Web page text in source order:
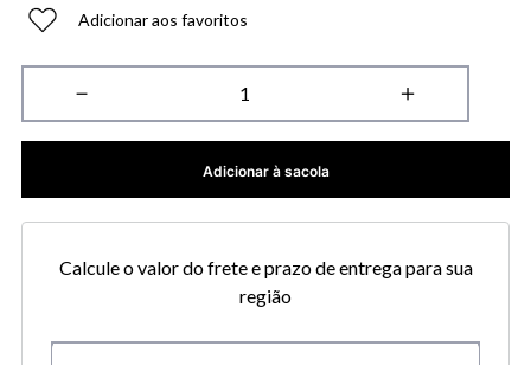
Adicionar aos favoritos
＋
－
Adicionar à sacola
Calcule o valor do frete e prazo de entrega para sua
região